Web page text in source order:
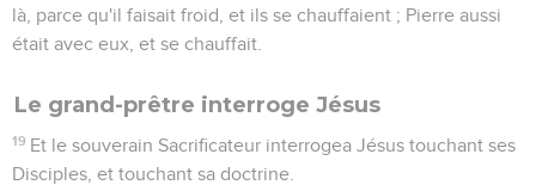
là, parce qu'il faisait froid, et ils se chauffaient ; Pierre aussi
était avec eux, et se chauffait.
Le grand-prêtre interroge Jésus
19 Et le souverain Sacrificateur interrogea Jésus touchant ses
Disciples, et touchant sa doctrine.